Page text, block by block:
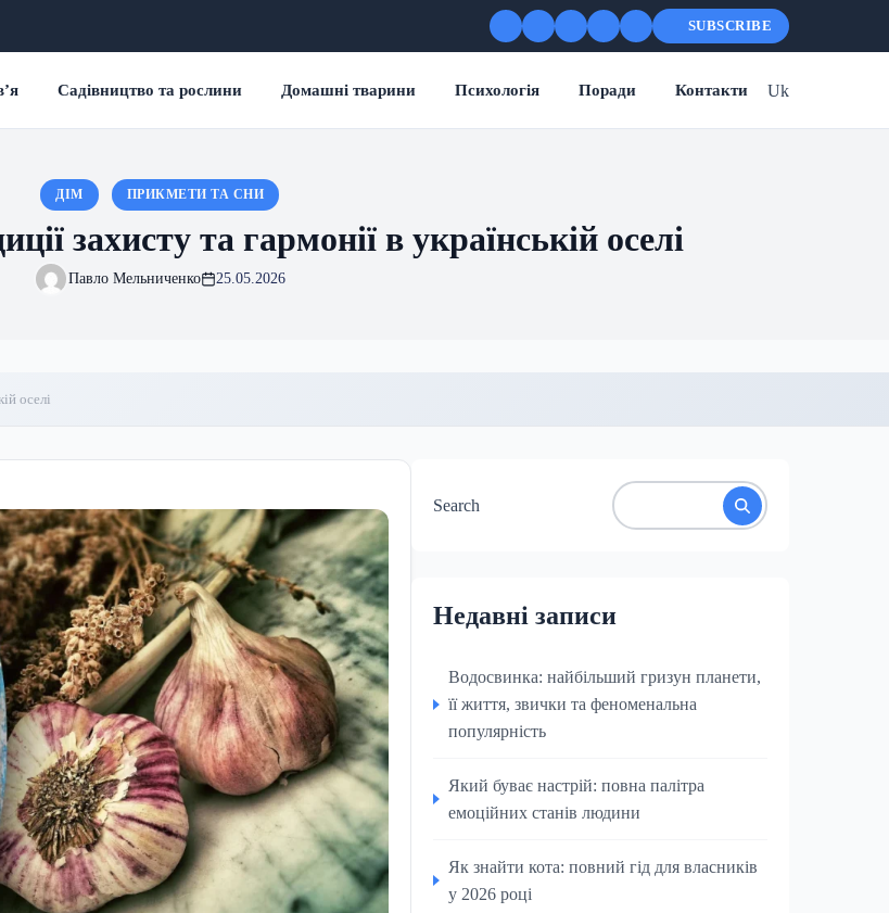
SUBSCRIBE
Садівництво та рослини Домашні тварини Психологія Поради Контакти Uk
ДІМ ПРИКМЕТИ ТА СНИ
захисту та гармонії в українській оселі
Павло Мельниченко 25.05.2026
оселі
Search
Недавні записи
Водосвинка: найбільший гризун планети,
її життя, звички та феноменальна
популярність
Який буває настрій: повна палітра
емоційних станів людини
Як знайти кота: повний гід для власників
у 2026 році